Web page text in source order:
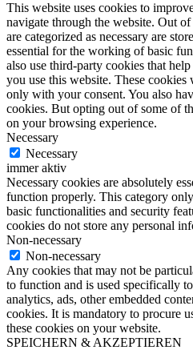
This website uses cookies to
navigate through the website. Out
are categorized as necessary are
essential for the working of basic
also use third-party cookies that
you use this website. These
only with your consent. You also
cookies. But opting out of some of
on your browsing experience.
Necessary
Necessary
immer aktiv
Necessary cookies are absolutely
function properly. This category
basic functionalities and security
cookies do not store any personal
Non-necessary
Non-necessary
Any cookies that may not be
to function and is used specifically
analytics, ads, other embedded
cookies. It is mandatory to procure
these cookies on your website.
SPEICHERN & AKZEPTIEREN